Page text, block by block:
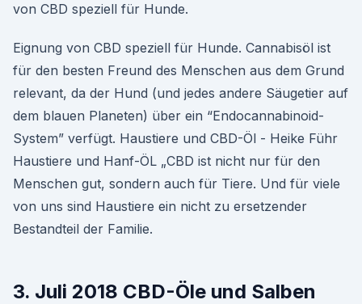
von CBD speziell für Hunde.
Eignung von CBD speziell für Hunde. Cannabisöl ist
für den besten Freund des Menschen aus dem Grund
relevant, da der Hund (und jedes andere Säugetier auf
dem blauen Planeten) über ein “Endocannabinoid-
System” verfügt. Haustiere und CBD-Öl - Heike Führ
Haustiere und Hanf-ÖL „CBD ist nicht nur für den
Menschen gut, sondern auch für Tiere. Und für viele
von uns sind Haustiere ein nicht zu ersetzender
Bestandteil der Familie.
3. Juli 2018 CBD-Öle und Salben